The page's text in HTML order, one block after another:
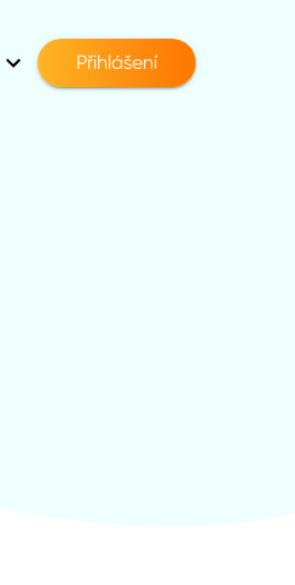
Přihlášení